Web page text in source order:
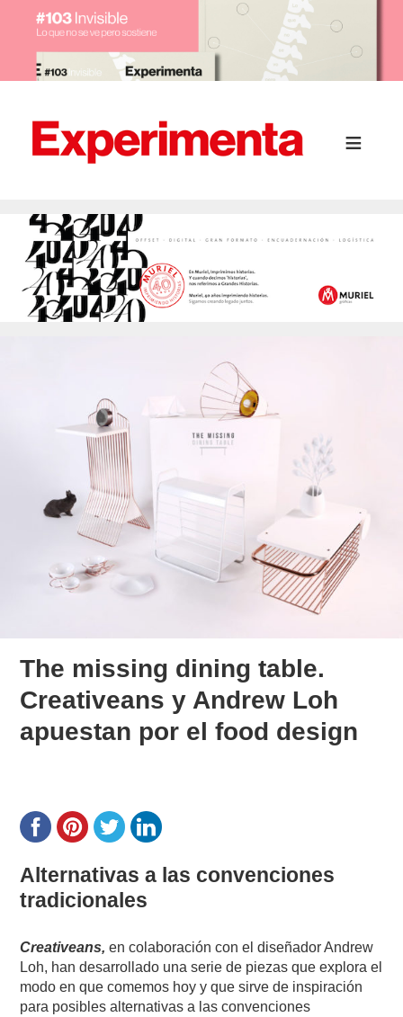
The missing dining table.
Creativeans y Andrew Loh
apuestan por el food design
Alternativas a las convenciones
tradicionales
Creativeans, en colaboración con el diseñador Andrew
Loh, han desarrollado una serie de piezas que explora el
modo en que comemos hoy y que sirve de inspiración
para posibles alternativas a las convenciones